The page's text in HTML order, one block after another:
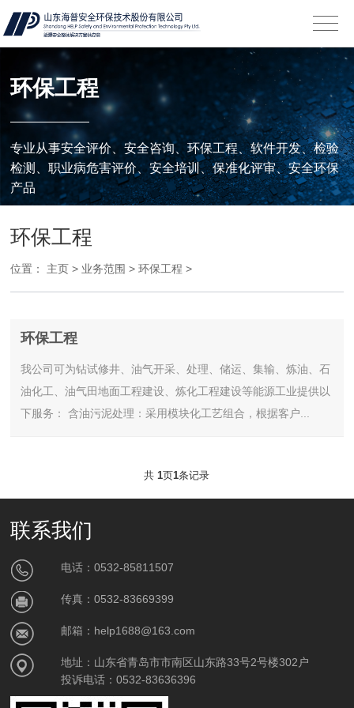
环保工程
专业从事安全评价、安全咨询、环保工程、软件开发、检验
检测、职业病危害评价、安全培训、保准化评审、安全环保
产品
环保工程
位置： 主页 > 业务范围 >环保工程 >
环保工程
我公司可为钻试修井、油气开采、处理、储运、集输、炼油、石
油化工、油气田地面工程建设、炼化工程建设等能源工业提供以
下服务： 含油污泥处理：采用模块化工艺组合，根据客户...
共1页1条记录
联系我们
电话：0532-85811507
传真：0532-83669399
邮箱：help1688@163.com
地址：山东省青岛市市南区山东路33号2号楼302户
投诉电话：0532-83636396